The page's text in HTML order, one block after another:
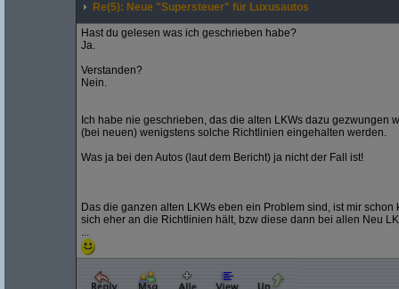
Re(5): Neue "Supersteuer" für Luxusautos
Hast du gelesen was ich geschrieben habe?
Ja.
Verstanden?
Nein.
Ich habe nie geschrieben, das die alten LKWs dazu gezwungen
(bei neuen) wenigstens solche Richtlinien eingehalten werden.
Was ja bei den Autos (laut dem Bericht) ja nicht der Fall ist!
Das die ganzen alten LKWs eben ein Problem sind, ist mir
sich eher an die Richtlinien hält, bzw diese dann bei allen Neu
...